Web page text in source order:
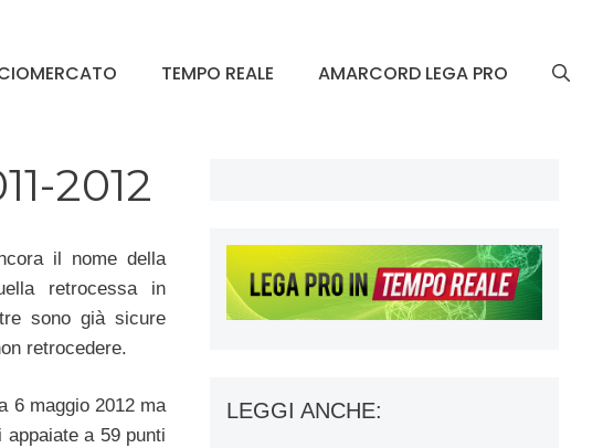
TEMPO REALE AMARCORD LEGA PRO
2012
il nome della
retrocessa in
sono già sicure
retrocedere.
6 maggio 2012 ma
a 59 punti
LEGGI ANCHE: